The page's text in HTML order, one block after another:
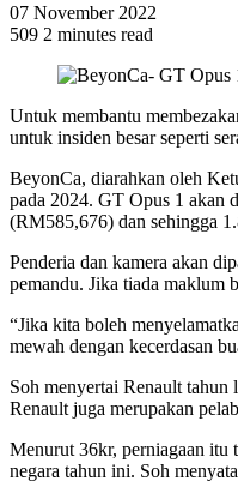
07 November 2022
509 2 minutes read
Untuk membantu
untuk insiden besar seperti
BeyonCa, diarahkan oleh
pada 2024. GT Opus 1 akan
(RM585,676) dan sehingga
Penderia dan kamera akan
pemandu. Jika tiada maklum
“Jika kita boleh
mewah dengan kecerdasan
Soh menyertai Renault tahun
Renault juga merupakan
Menurut 36kr, perniagaan itu
negara tahun ini. Soh